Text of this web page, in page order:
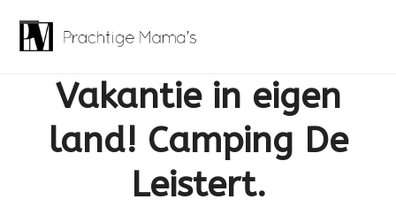
contentOpen
menu
Close
menuVakantie in eigen
land! Camping De
Leistert.